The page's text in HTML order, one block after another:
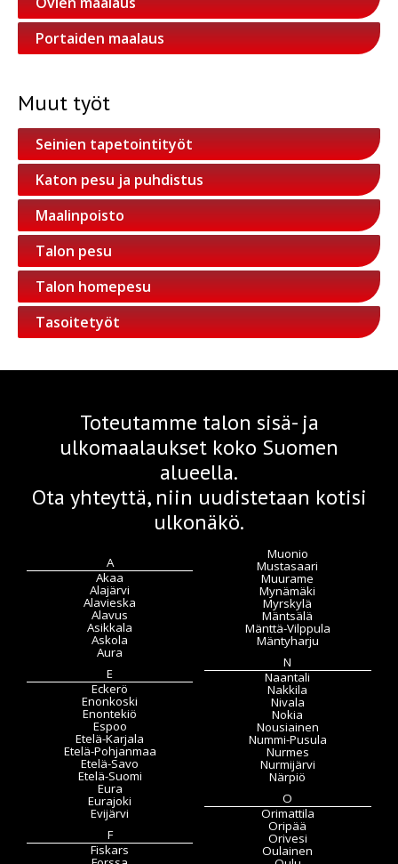
Portaiden maalaus
Muut työt
Seinien tapetointityöt
Katon pesu ja puhdistus
Maalinpoisto
Talon pesu
Talon homepesu
Tasoitetyöt
Toteutamme talon sisä- ja
ulkomaalaukset koko Suomen
alueella.
Ota yhteyttä, niin uudistetaan kotisi
ulkonäkö.
A
Akaa
Alajärvi
Alavieska
Alavus
Asikkala
Askola
Aura
E
Eckerö
Enonkoski
Enontekiö
Espoo
Etelä-Karjala
Etelä-Pohjanmaa
Etelä-Savo
Etelä-Suomi
Eura
Eurajoki
Evijärvi
F
Fiskars
Muonio
Mustasaari
Muurame
Mynämäki
Myrskylä
Mäntsälä
Mänttä-Vilppula
Mäntyharju
N
Naantali
Nakkila
Nivala
Nokia
Nousiainen
Nummi-Pusula
Nurmes
Nurmijärvi
Närpiö
O
Orimattila
Oripää
Orivesi
Oulainen